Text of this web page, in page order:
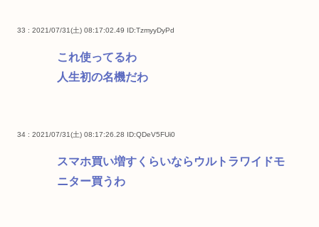
33 : 2021/07/31(土) 08:17:02.49 ID:TzmyyDyPd
これ使ってるわ
人生初の名機だわ
34 : 2021/07/31(土) 08:17:26.28 ID:QDeV5FUi0
スマホ買い増すくらいならウルトラワイドモ
ニター買うわ